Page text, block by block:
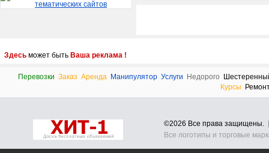
Здесь может быть Ваша реклама !
Перевозки Заказ Аренда Манипулятор Услуги Недорого
Курсы
©2026 Все права защищены.
Все логотипы и торговые